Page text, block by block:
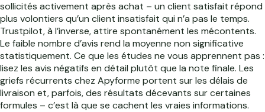
sollicités activement après achat – un client satisfait répond
plus volontiers qu’un client insatisfait qui n’a pas le temps.
Trustpilot, à l’inverse, attire spontanément les mécontents.
Le faible nombre d’avis rend la moyenne non significative
statistiquement. Ce que les études ne vous apprennent pas :
lisez les avis négatifs en détail plutôt que la note finale. Les
griefs récurrents chez Apyforme portent sur les délais de
livraison et, parfois, des résultats décevants sur certaines
formules – c’est là que se cachent les vraies informations.